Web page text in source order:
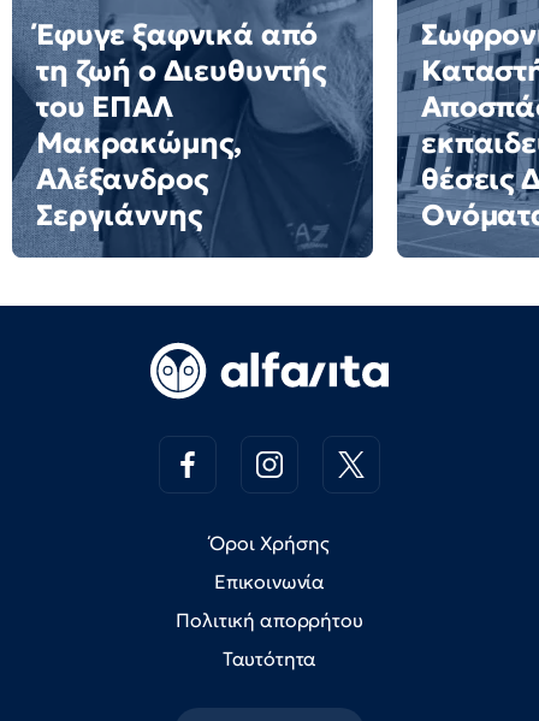
Έφυγε ξαφνικά από
τη ζωή ο Διευθυντής
του ΕΠΑΛ
Μακρακώμης,
Αλέξανδρος
Σεργιάννης
θέσεις
Όροι Χρήσης
Επικοινωνία
Πολιτική απορρήτου
Ταυτότητα